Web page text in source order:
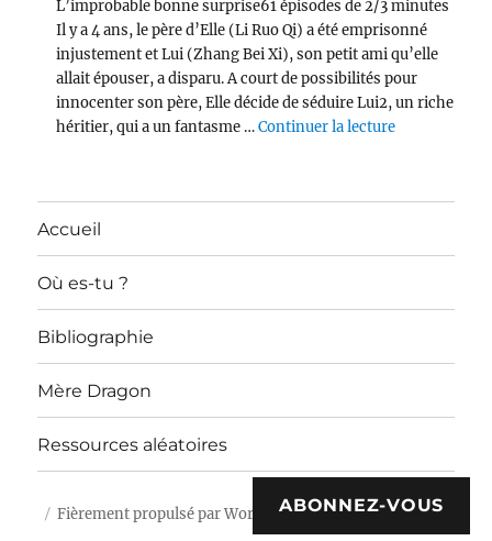
L’improbable bonne surprise61 épisodes de 2/3 minutes
Il y a 4 ans, le père d’Elle (Li Ruo Qi) a été emprisonné
injustement et Lui (Zhang Bei Xi), son petit ami qu’elle
allait épouser, a disparu. A court de possibilités pour
innocenter son père, Elle décide de séduire Lui2, un riche
héritier, qui a un fantasme …Continuer la lecturede « Devotee
Accueil
Où es-tu ?
Bibliographie
Mère Dragon
Ressources aléatoires
Fièrement propulsé par WordPressABONNEZ-VOUS